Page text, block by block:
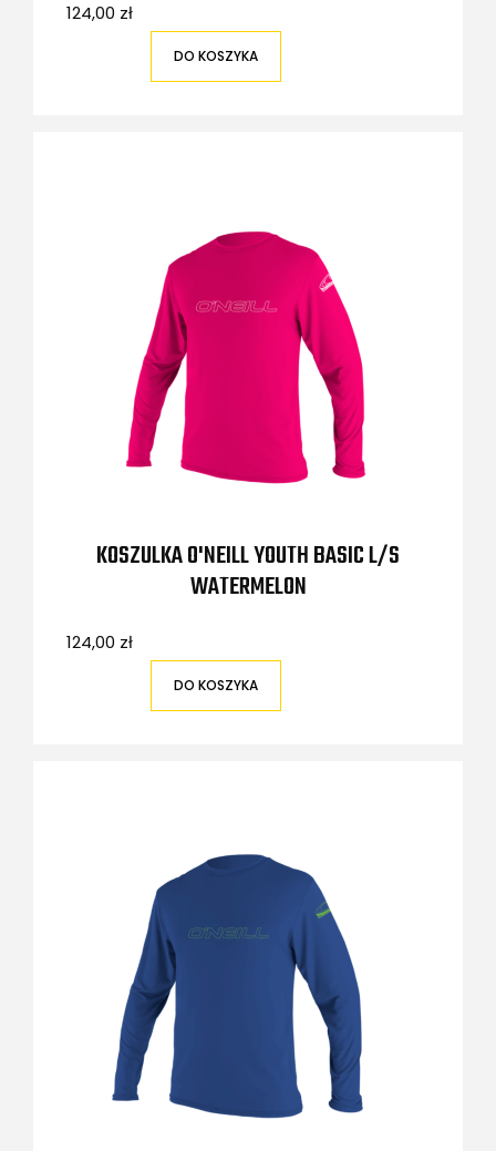
124,00 zł
DO KOSZYKA
KOSZULKA O'NEILL YOUTH BASIC L/S
WATERMELON
124,00 zł
DO KOSZYKA